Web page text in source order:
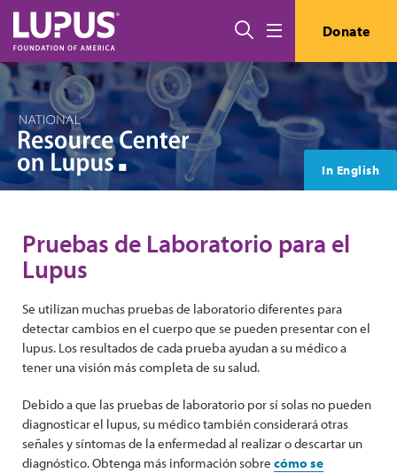
Pasar al contenido principal
Buscar Donate
In English
Pruebas de Laboratorio para el
Lupus
Se utilizan muchas pruebas de laboratorio diferentes para
detectar cambios en el cuerpo que se pueden presentar con el
lupus. Los resultados de cada prueba ayudan a su médico a
tener una visión más completa de su salud.
Debido a que las pruebas de laboratorio por sí solas no pueden
diagnosticar el lupus, su médico también considerará otras
señales y síntomas de la enfermedad al realizar o descartar un
diagnóstico. Obtenga más información sobre cómo se